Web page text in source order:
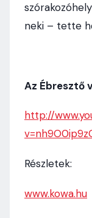
neki – tette
Az Ébresztő
http://
Részletek:
www.kowa.hu